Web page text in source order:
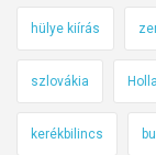
hülye kiírás
szlovákia
kerékbilincs